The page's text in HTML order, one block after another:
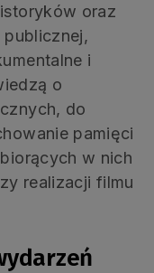
oraz
i
o
do
pamięci
w nich
realizacji filmu